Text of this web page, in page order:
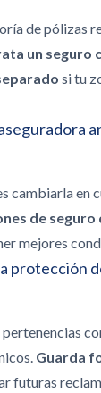
de pólizas
un seguro
si tu
cambiarla en
de seguro
mejores
protección
Guarda
futuras